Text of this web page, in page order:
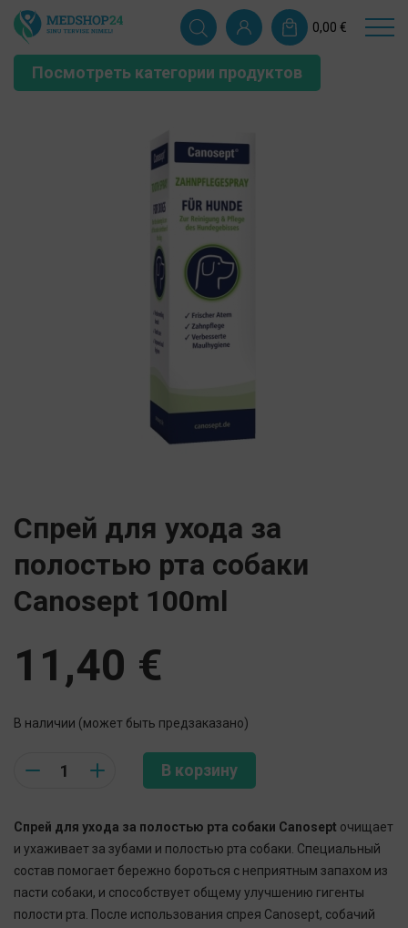
0,00 €
Посмотреть категории продуктов
Спрей для ухода за
полостью рта собаки
Canosept 100ml
11,40 €
В наличии (может быть предзаказано)
В корзину
Спрей для ухода за полостью рта собаки Canosept очищает
и ухаживает за зубами и полостью рта собаки. Специальный
состав помогает бережно бороться с неприятным запахом из
пасти собаки, и способствует общему улучшению гигенты
полости рта. После использования спрея Canosept, собачий